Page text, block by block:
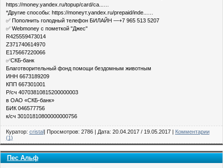
https://money.yandex.ru/topup/card/ca...…
*Другие способы: https://moneyт.yandex.ru/prepaid/inde...…
✅ Пополнить голодный телефон БИЛАЙН —+7 965 513 5207
✅ Webmoney с пометкой "Джес"
R425559473014
Z371740614970
E175667220066
✅СКБ-банк
Благотворительный фонд помощи бездомным животным
ИНН 6673189209
КПП 667301001
Р/сч 40703810815200000003
в ОАО «СКБ-банк»
БИК 046577756
к/сч 30101810800000000756
Куратор: cristal| Просмотров: 2786 | Дата: 20.04.2017 / 19.05.2017| Комментарии
(1)
Пес Альф